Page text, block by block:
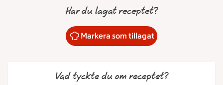
Har du lagat receptet?
Markera som tillagat
Vad tyckte du om receptet?